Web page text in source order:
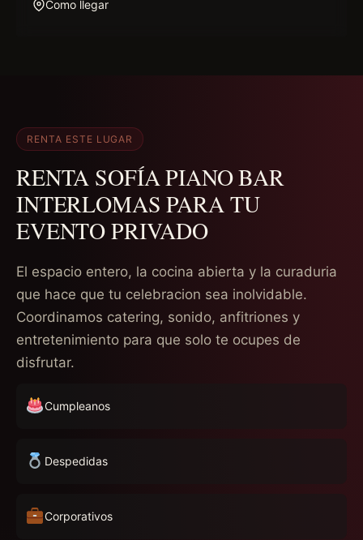
Como llegar
RENTA ESTE LUGAR
RENTA SOFÍA PIANO BAR
INTERLOMAS PARA TU
EVENTO PRIVADO
El espacio entero, la cocina abierta y la curaduria
que hace que tu celebracion sea inolvidable.
Coordinamos catering, sonido, anfitriones y
entretenimiento para que solo te ocupes de
disfrutar.
Cumpleanos
Despedidas
Corporativos